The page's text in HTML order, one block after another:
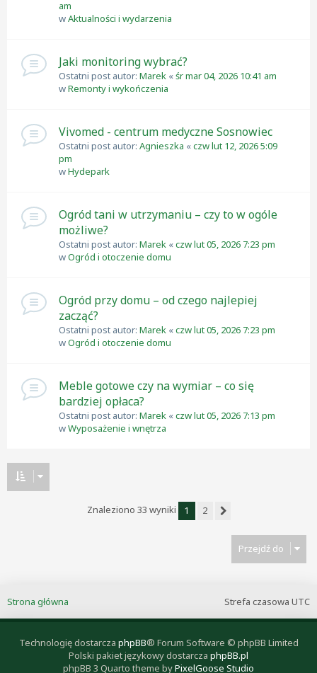
am
wAktualności i wydarzenia
Jaki monitoring wybrać?
Ostatni post autor: Marek «śr mar 04, 2026 10:41 am
wRemonty i wykończenia
Vivomed - centrum medyczne Sosnowiec
Ostatni post autor: Agnieszka «czw lut 12, 2026 5:09
pm
wHydepark
Ogród tani w utrzymaniu – czy to w ogóle
możliwe?
Ostatni post autor: Marek «czw lut 05, 2026 7:23 pm
wOgród i otoczenie domu
Ogród przy domu – od czego najlepiej
zacząć?
Ostatni post autor: Marek «czw lut 05, 2026 7:23 pm
wOgród i otoczenie domu
Meble gotowe czy na wymiar – co się
bardziej opłaca?
Ostatni post autor: Marek «czw lut 05, 2026 7:13 pm
wWyposażenie i wnętrza
Znaleziono 33 wyniki 1
2
Przejdź do
Strefa czasowa UTC
Strona główna
Technologię dostarcza phpBB® Forum Software © phpBB Limited
Polski pakiet językowy dostarcza phpBB.pl
phpBB 3 Quarto theme byPixelGoose Studio